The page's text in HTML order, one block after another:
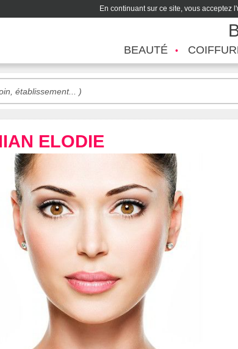
En continuant sur ce site, vous acceptez
BEAUTÉ
ELODIE